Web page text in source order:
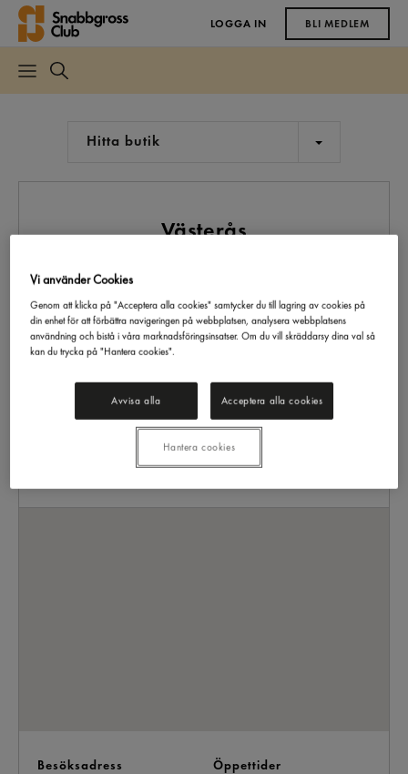
LOGGA IN BLI MEDLEM
Hitta butik
Västerås
grossistpriser – både privatpersoner och företagskunder. För
att få tillgång till grossistutbudet behöver du som
privatperson vara medlem i Snabbgross Club. Registrera dig
som medlem direkt på webben eller i butikens
informationsdisk. Du kan se fram emot mängder med
spännande erbjudanden, både för hemmaköket och
proffsköket.
Välkommen till Snabbgross Club – en grossistbutik för
alla
Besöksadress
Öppettider
Vi använder Cookies
Genom att klicka på "Acceptera alla cookies" samtycker du till lagring av cookies på
din enhet för att förbättra navigeringen på webbplatsen, analysera webbplatsens
användning och bistå i våra marknadsföringsinsatser. Om du vill skräddarsy dina val så
kan du trycka på "Hantera cookies".
Avvisa alla Acceptera alla cookies
Hantera cookies